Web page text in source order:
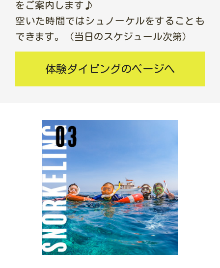
をご案内します♪
空いた時間ではシュノーケルをすることも
できます。（当日のスケジュール次第）
体験ダイビングのページへ